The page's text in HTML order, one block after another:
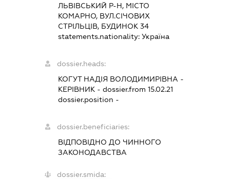
ЛЬВІВСЬКИЙ Р-Н, МІСТО
КОМАРНО, ВУЛ.СІЧОВИХ
СТРІЛЬЦІВ, БУДИНОК 34
statements.nationality: Україна
dossier.heads:
КОГУТ НАДІЯ ВОЛОДИМИРІВНА -
КЕРІВНИК - dossier.from 15.02.21
dossier.position -
dossier.beneficiaries:
ВІДПОВІДНО ДО ЧИННОГО
ЗАКОНОДАВСТВА
dossier.smida: